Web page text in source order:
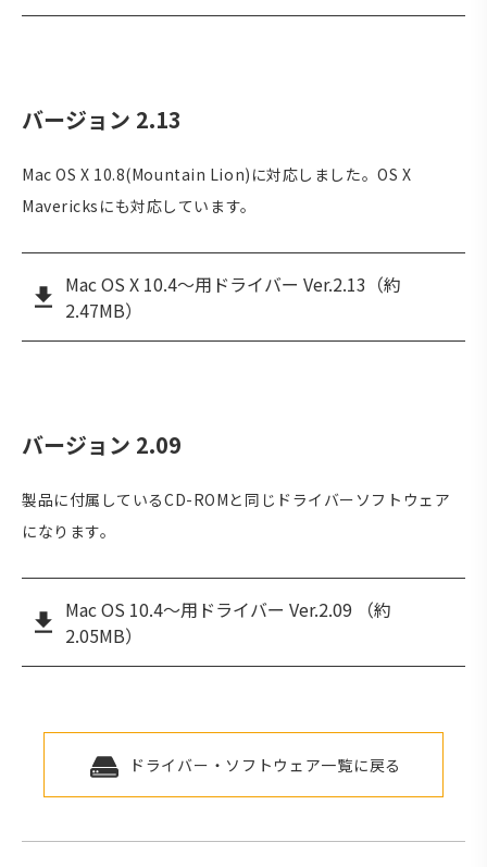
バージョン 2.13
Mac OS X 10.8(Mountain Lion)に対応しました。OS X
Mavericksにも対応しています。
Mac OS X 10.4～用ドライバー Ver.2.13（約
2.47MB）
バージョン 2.09
製品に付属しているCD-ROMと同じドライバーソフトウェア
になります。
Mac OS 10.4〜用ドライバー Ver.2.09 （約
2.05MB）
ドライバー・ソフトウェア一覧に戻る